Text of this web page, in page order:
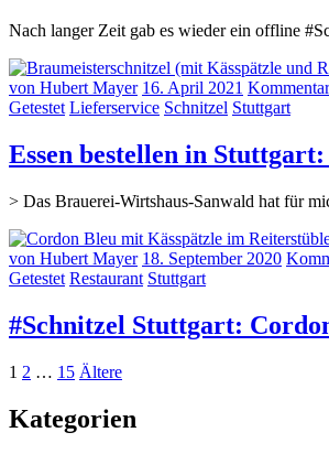
Nach langer Zeit gab es wieder ein offline
von Hubert Mayer 16. April 2021
Getestet Lieferservice Schnitzel Stuttgart
Essen bestellen in
> Das Brauerei-Wirtshaus-Sanwald hat für
von Hubert Mayer 18. September 2020
Getestet Restaurant Stuttgart
#Schnitzel Stuttgart:
Seitennummerierung
der
Beiträge
Seite
1 Seite
2 … Seite
15 ÄltereÄltere
Kategorien